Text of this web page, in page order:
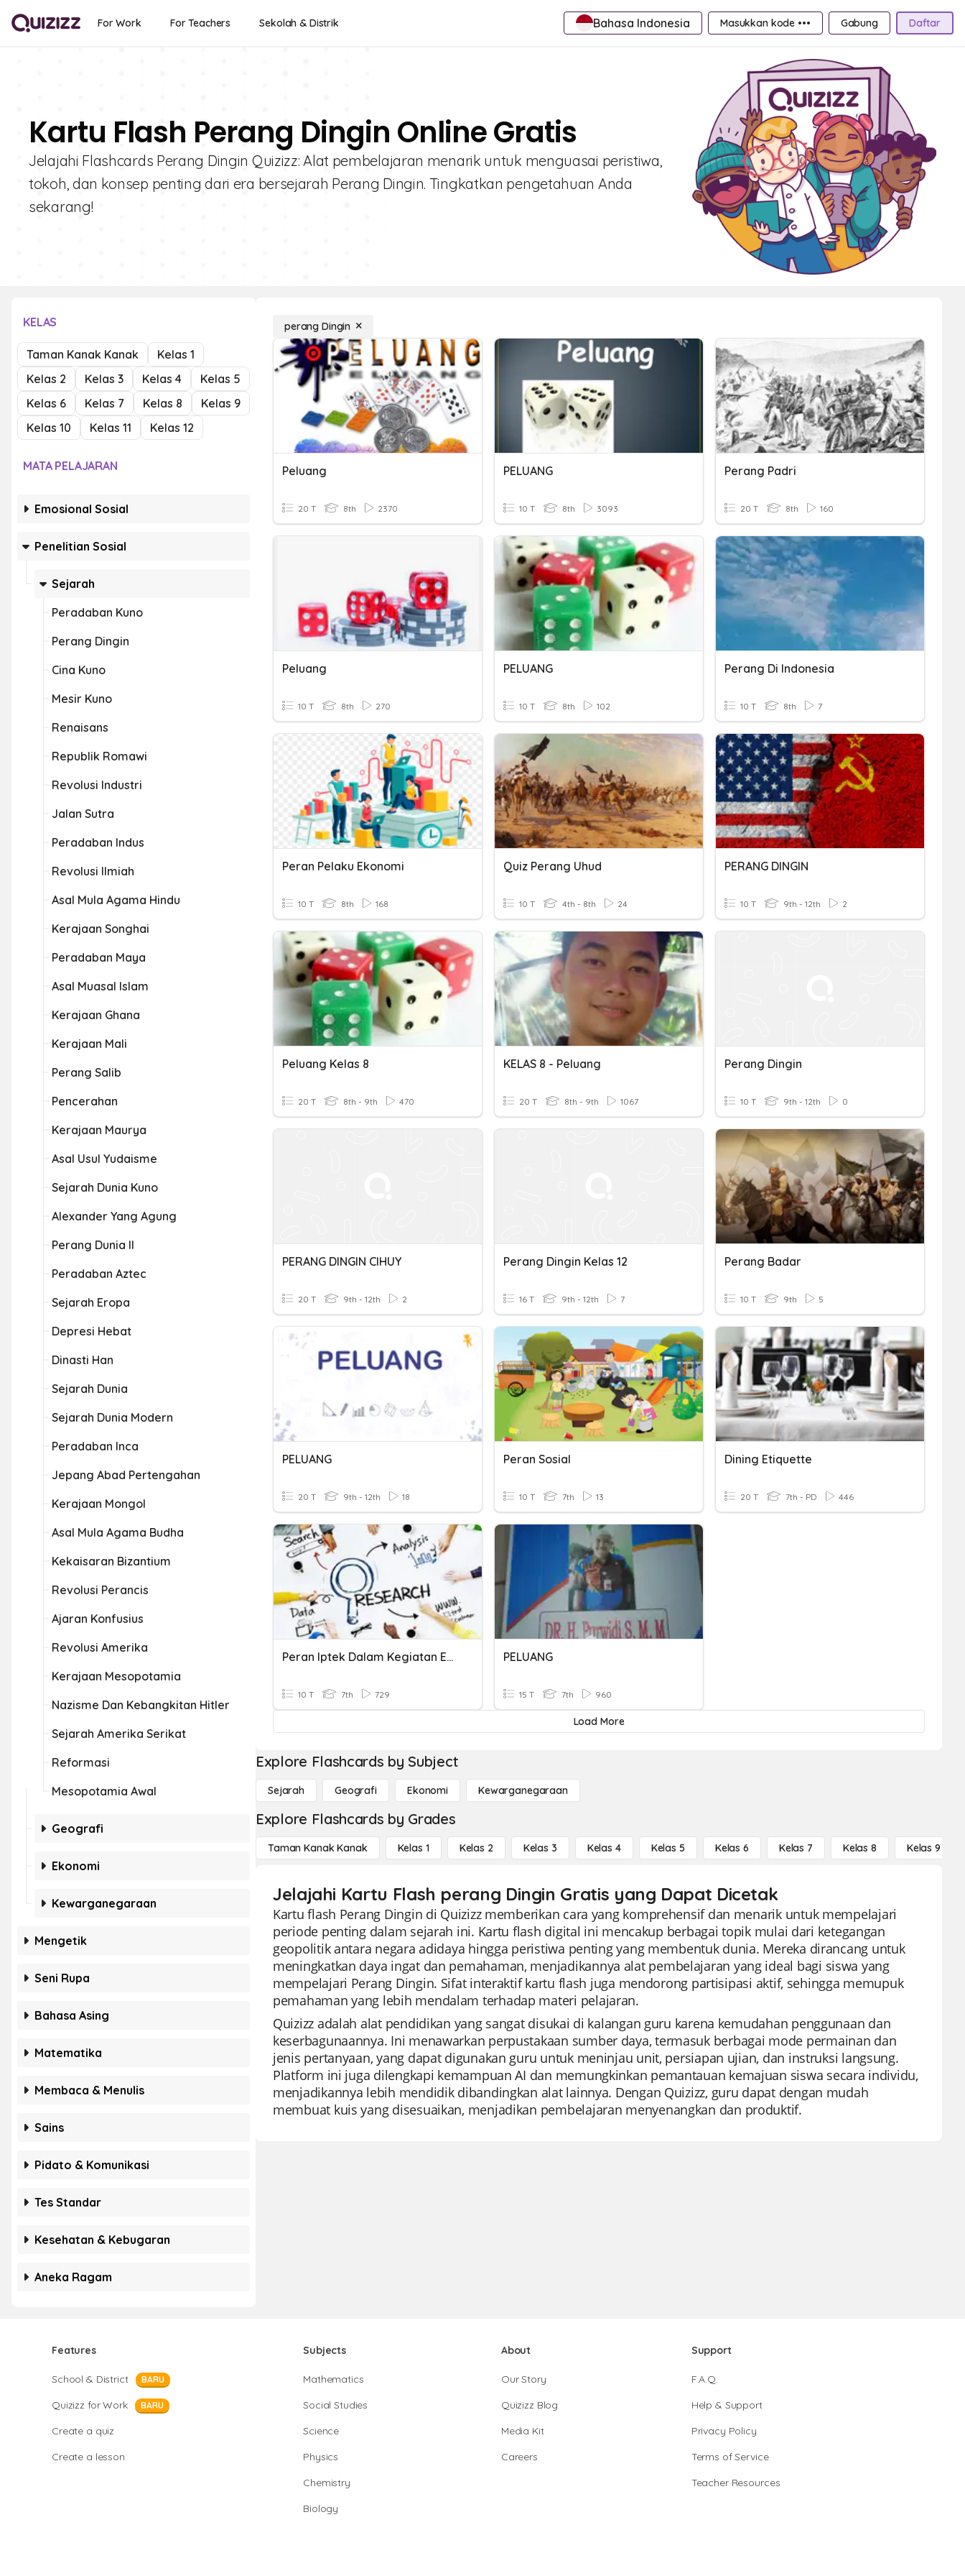
For Work For Teachers Sekolah & Distrik Bahasa Indonesia Masukkan kode ••• Gabung Daftar
Kartu Flash Perang Dingin Online Gratis
Jelajahi Flashcards Perang Dingin Quizizz: Alat pembelajaran menarik untuk menguasai peristiwa,
tokoh, dan konsep penting dari era bersejarah Perang Dingin. Tingkatkan pengetahuan Anda
sekarang!
KELAS
Taman Kanak Kanak
Kelas 1
Kelas 2
Kelas 3 Kelas 4
Kelas 5
Kelas 6
Kelas 7 Kelas 8
Kelas 9
Kelas 10
Kelas 11 Kelas 12
MATA PELAJARAN
Emosional Sosial
Penelitian Sosial
Sejarah
Peradaban Kuno
Perang Dingin
Cina Kuno
Mesir Kuno
Renaisans
Republik Romawi
Revolusi Industri
Jalan Sutra
Peradaban Indus
Revolusi Ilmiah
Asal Mula Agama Hindu
Kerajaan Songhai
Peradaban Maya
Asal Muasal Islam
Kerajaan Ghana
Kerajaan Mali
Perang Salib
Pencerahan
Kerajaan Maurya
Asal Usul Yudaisme
Sejarah Dunia Kuno
Alexander Yang Agung
Perang Dunia II
Peradaban Aztec
Sejarah Eropa
Depresi Hebat
Dinasti Han
Sejarah Dunia
Sejarah Dunia Modern
Peradaban Inca
Jepang Abad Pertengahan
Kerajaan Mongol
Asal Mula Agama Budha
Kekaisaran Bizantium
Revolusi Perancis
Ajaran Konfusius
Revolusi Amerika
Kerajaan Mesopotamia
Nazisme Dan Kebangkitan Hitler
Sejarah Amerika Serikat
Reformasi
Mesopotamia Awal
Geografi
Ekonomi
Kewarganegaraan
Mengetik
Seni Rupa
Bahasa Asing
Matematika
Membaca & Menulis
Sains
Pidato & Komunikasi
Tes Standar
Kesehatan & Kebugaran
Aneka Ragam
perang Dingin
Peluang
20 T 8th 2370
PELUANG
10 T 8th 3093
Perang Padri
20 T 8th 160
Peluang
10 T 8th 270
PELUANG
10 T 8th 102
Perang Di Indonesia
10 T 8th 7
Peran Pelaku Ekonomi
10 T 8th 168
Quiz Perang Uhud
10 T 4th - 8th 24
PERANG DINGIN
10 T 9th - 12th 2
Peluang Kelas 8
20 T 8th - 9th 470
KELAS 8 - Peluang
20 T 8th - 9th 1067
Perang Dingin
10 T 9th - 12th 0
PERANG DINGIN CIHUY
20 T 9th - 12th 2
Perang Dingin Kelas 12
16 T 9th - 12th 7
Perang Badar
10 T 9th 5
PELUANG
20 T 9th - 12th 18
Peran Sosial
10 T 7th 13
Dining Etiquette
20 T 7th - PD 446
Peran Iptek Dalam Kegiatan Ekonomi
10 T 7th 729
PELUANG
15 T 7th 960
Load More
Explore Flashcards by Subject
Sejarah Geografi Ekonomi Kewarganegaraan
Explore Flashcards by Grades
Taman Kanak Kanak Kelas 1 Kelas 2 Kelas 3 Kelas 4 Kelas 5 Kelas 6 Kelas 7 Kelas 8 Kelas 9
Jelajahi Kartu Flash perang Dingin Gratis yang Dapat Dicetak
Kartu flash Perang Dingin di Quizizz memberikan cara yang komprehensif dan menarik untuk mempelajari
periode penting dalam sejarah ini. Kartu flash digital ini mencakup berbagai topik mulai dari ketegangan
geopolitik antara negara adidaya hingga peristiwa penting yang membentuk dunia. Mereka dirancang untuk
meningkatkan daya ingat dan pemahaman, menjadikannya alat pembelajaran yang ideal bagi siswa yang
mempelajari Perang Dingin. Sifat interaktif kartu flash juga mendorong partisipasi aktif, sehingga memupuk
pemahaman yang lebih mendalam terhadap materi pelajaran.
Quizizz adalah alat pendidikan yang sangat disukai di kalangan guru karena kemudahan penggunaan dan
keserbagunaannya. Ini menawarkan perpustakaan sumber daya, termasuk berbagai mode permainan dan
jenis pertanyaan, yang dapat digunakan guru untuk meninjau unit, persiapan ujian, dan instruksi langsung.
Platform ini juga dilengkapi kemampuan AI dan memungkinkan pemantauan kemajuan siswa secara individu,
menjadikannya lebih mendidik dibandingkan alat lainnya. Dengan Quizizz, guru dapat dengan mudah
membuat kuis yang disesuaikan, menjadikan pembelajaran menyenangkan dan produktif.
Features
School & District BARU
Quizizz for Work BARU
Create a quiz
Create a lesson
Subjects
Mathematics
Social Studies
Science
Physics
Chemistry
Biology
About
Our Story
Quizizz Blog
Media Kit
Careers
Support
F.A.Q.
Help & Support
Privacy Policy
Terms of Service
Teacher Resources